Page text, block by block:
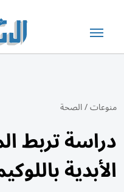
منوعات/الصحة
دراسة تربط
الأبدية